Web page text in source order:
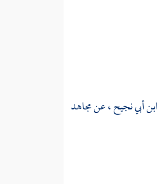
ابن أبي نجيح ،عنمجاهد